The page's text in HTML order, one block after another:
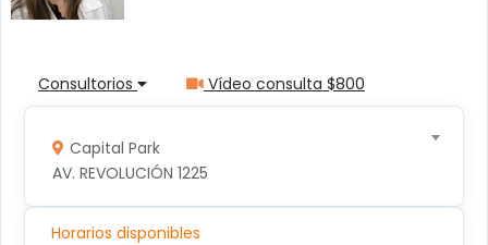
Consultorios Vídeo consulta $800
Capital Park
AV. REVOLUCIÓN 1225
Horarios disponibles